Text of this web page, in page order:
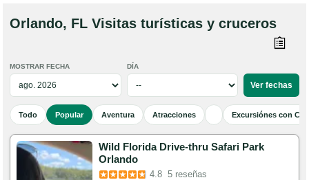
Orlando, FL Visitas turísticas y cruceros
MOSTRAR FECHA DÍA
Todo Popular Aventura Atracciones Excursiónes con
Wild Florida Drive-thru Safari Park
Orlando
4.8 5 reseñas